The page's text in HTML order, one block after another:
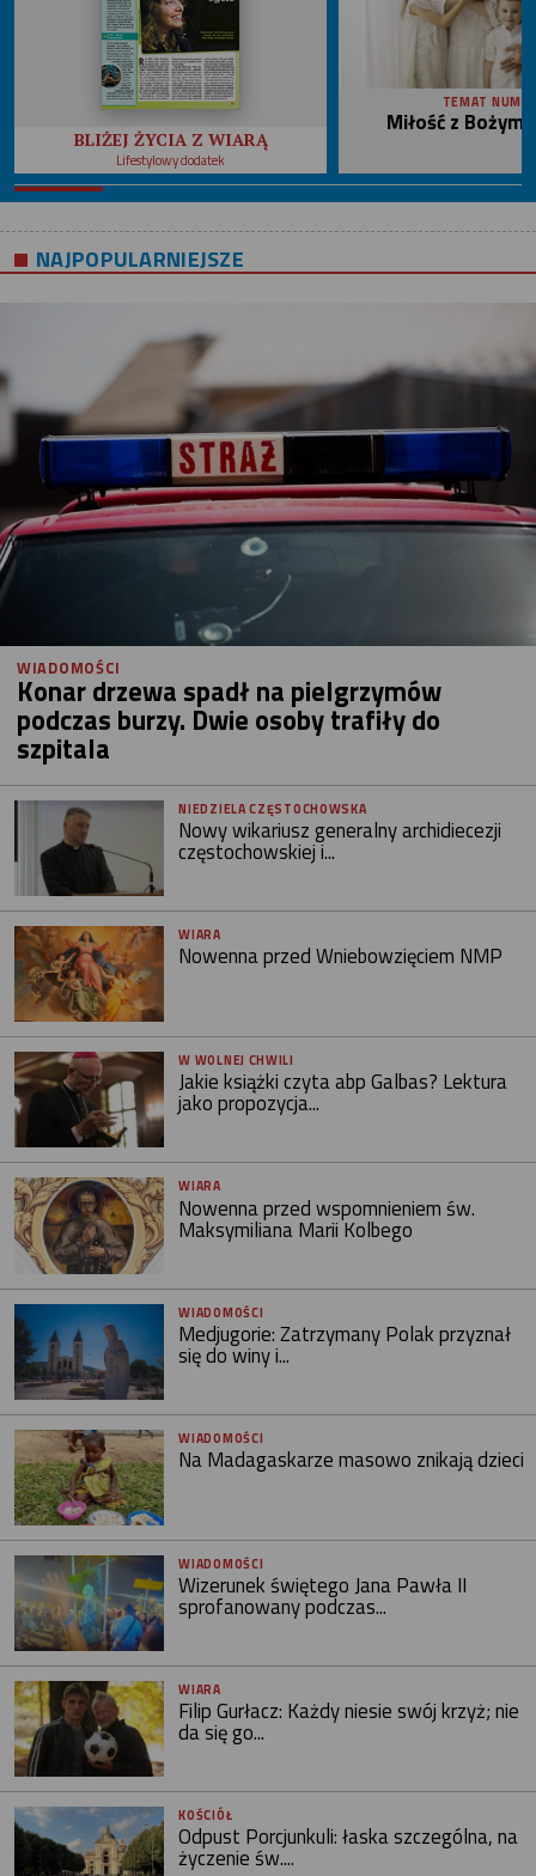
BLIŻEJ ŻYCIA Z WIARĄ
Lifestylowy dodatek
TEMAT
Miłość z
NAJPOPULARNIEJSZE
WIADOMOŚCI
Konar drzewa spadł na pielgrzymów
podczas burzy. Dwie osoby trafiły do
szpitala
NIEDZIELA CZĘSTOCHOWSKA
Nowy wikariusz generalny archidiecezji
częstochowskiej i...
WIARA
Nowenna przed Wniebowzięciem NMP
W WOLNEJ CHWILI
Jakie książki czyta abp Galbas? Lektura
jako propozycja...
WIARA
Nowenna przed wspomnieniem św.
Maksymiliana Marii Kolbego
WIADOMOŚCI
Medjugorie: Zatrzymany Polak przyznał
się do winy i...
WIADOMOŚCI
Na Madagaskarze masowo znikają dzieci
WIADOMOŚCI
Wizerunek świętego Jana Pawła II
sprofanowany podczas...
WIARA
Filip Gurłacz: Każdy niesie swój krzyż; nie
da się go...
KOŚCIÓŁ
Odpust Porcjunkuli: łaska szczególna, na
życzenie św....